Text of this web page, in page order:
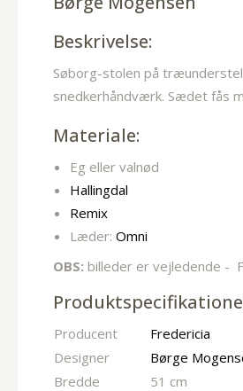
Beskrivelse:
Søborg-stolen på
snedkerhåndværk. Sædet fås
Materiale:
Eg eller valnød
Hallingdal
Remix
Læder: Omni
OBS: billeder er vejledende -
Producent
Fredericia
Designer
Børge
Bredde
51 cm